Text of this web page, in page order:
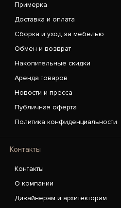
Примерка
Доставка и оплата
Сборка и уход за мебелью
Обмен и возврат
Накопительные скидки
Аренда товаров
Новости и пресса
Публичная оферта
Политика конфиденциальности
Контакты
Контакты
О компании
Дизайнерам и архитекторам